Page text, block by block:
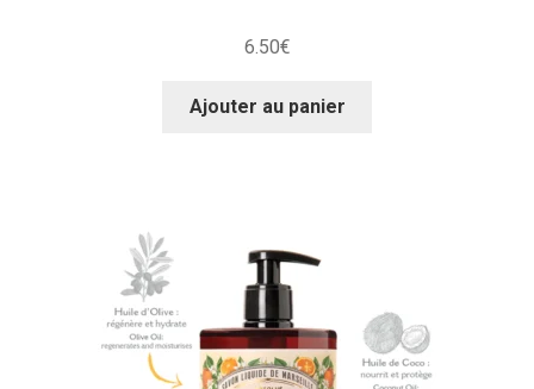
6.50€
Ajouter au panier